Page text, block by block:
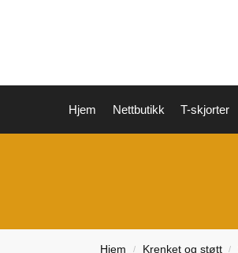
Hjem Nettbutikk T-skjorter
Hjem / Krenket og støtt /